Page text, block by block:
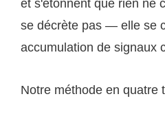
et s'étonnent que rien ne
se décrète pas — elle se
accumulation de signaux
Notre méthode en quatre